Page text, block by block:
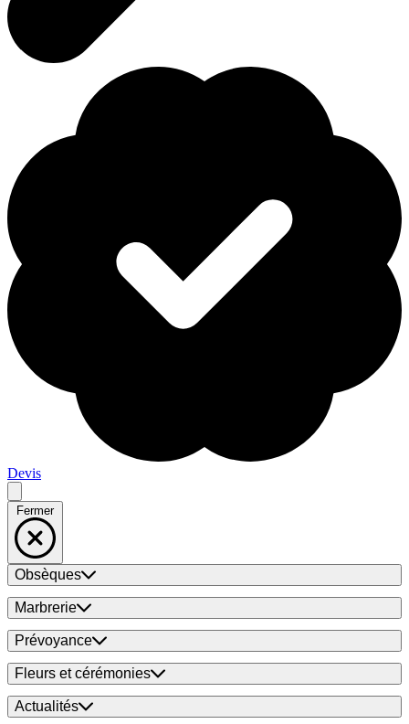
Devis
Fermer
Obsèques
Marbrerie
Prévoyance
Fleurs et cérémonies
Actualités